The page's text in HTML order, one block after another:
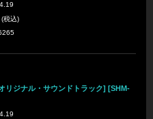
税込)
リジナル・サウンドトラック] [SHM-